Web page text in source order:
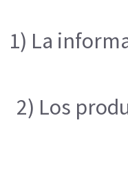
1) La
2) Los